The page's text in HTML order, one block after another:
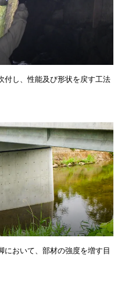
付し、性能及び形状を戻す工法
おいて、部材の強度を増す目